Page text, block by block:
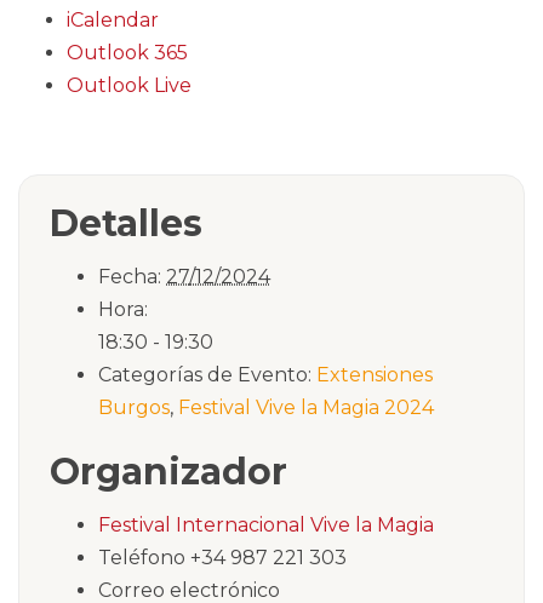
iCalendar
Outlook 365
Outlook Live
Detalles
Fecha: 27/12/2024
Hora:
18:30 - 19:30
Categorías de Evento: Extensiones
Burgos, Festival Vive la Magia 2024
Organizador
Festival Internacional Vive la Magia
Teléfono +34 987 221 303
Correo electrónico